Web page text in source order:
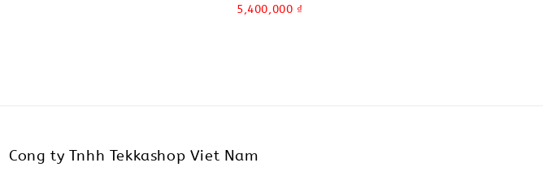
price
Sale
5,400,000 ₫
Cong ty Tnhh Tekkashop Viet Nam